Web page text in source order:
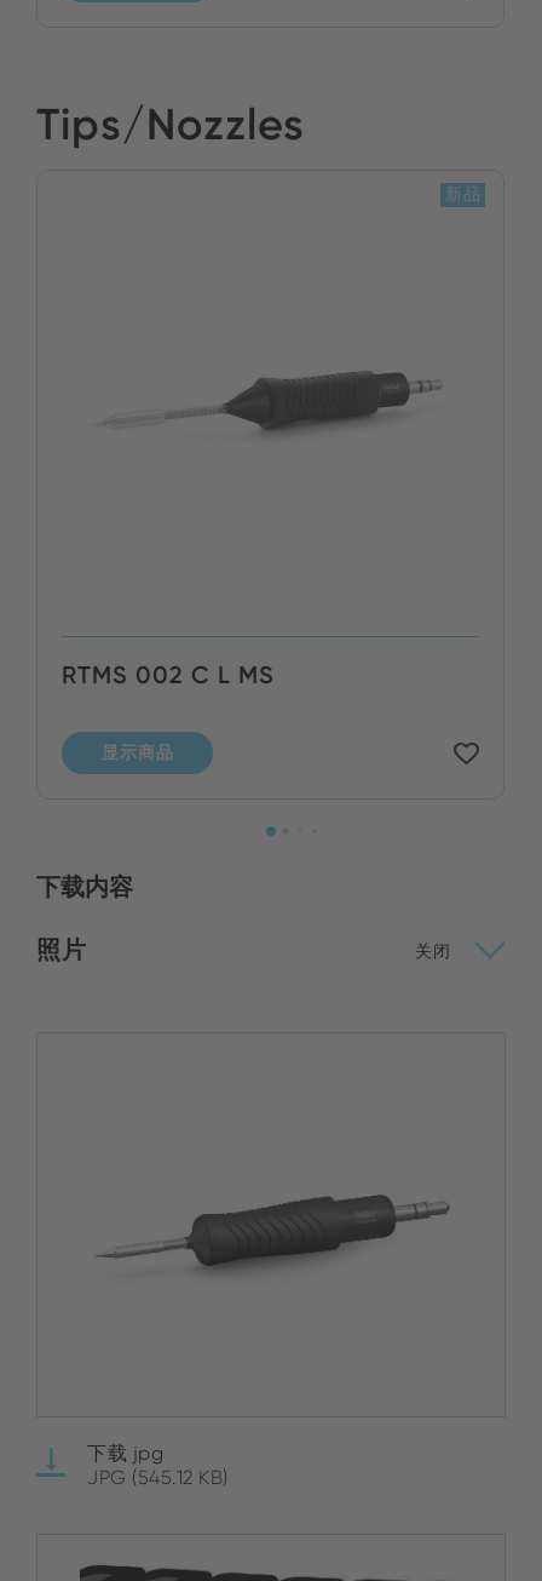
Tips/Nozzles
RTMS 002 C L MS
显示商品
新品
下载内容
照片 关闭
下载 jpg
JPG (545.12 KB)